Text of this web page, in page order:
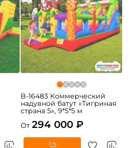
B-16483 Коммерческий
надувной батут «Тигриная
страна 5», 9*5*5 м
От 294 000 ₽